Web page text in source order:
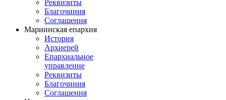
Реквизиты
Благочиния
Соглашения
Мариинская епархия
История
Архиерей
Епархиальное
управление
Реквизиты
Благочиния
Соглашения